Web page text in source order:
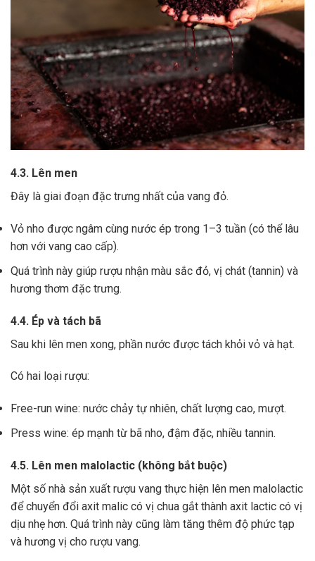
4.3. Lên men
Đây là giai đoạn đặc trưng nhất của vang đỏ.
Vỏ nho được ngâm cùng nước ép trong 1–3 tuần (có thể lâu
hơn với vang cao cấp).
Quá trình này giúp rượu nhận màu sắc đỏ, vị chát (tannin) và
hương thơm đặc trưng.
4.4. Ép và tách bã
Sau khi lên men xong, phần nước được tách khỏi vỏ và hạt.
Có hai loại rượu:
Free-run wine: nước chảy tự nhiên, chất lượng cao, mượt.
Press wine: ép mạnh từ bã nho, đậm đặc, nhiều tannin.
4.5. Lên men malolactic (không bắt buộc)
Một số nhà sản xuất rượu vang thực hiện lên men malolactic
để chuyển đổi axit malic có vị chua gắt thành axit lactic có vị
dịu nhẹ hơn. Quá trình này cũng làm tăng thêm độ phức tạp
và hương vị cho rượu vang.